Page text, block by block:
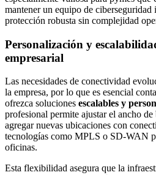
mantener un equipo de
protección robusta sin complejidad
Personalización y
empresarial
Las necesidades de conectividad
la empresa, por lo que es esencial
ofrezca soluciones escalables y
profesional permite ajustar el ancho de
agregar nuevas ubicaciones con
tecnologías como MPLS o SD-WAN
oficinas.
Esta flexibilidad asegura que la